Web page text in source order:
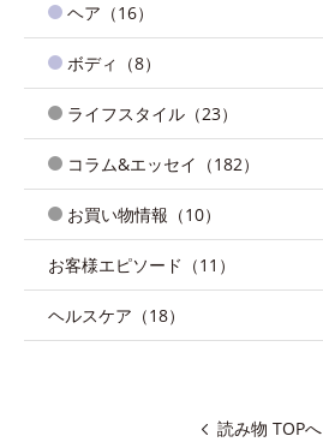
ヘア（16）
ボディ（8）
ライフスタイル（23）
コラム&エッセイ（182）
お買い物情報（10）
お客様エピソード（11）
ヘルスケア（18）
読み物 TOPへ